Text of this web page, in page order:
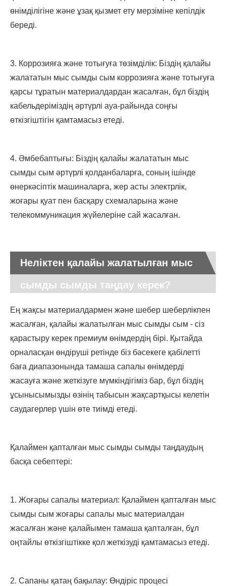
өнімділігіне және ұзақ қызмет ету мерзіміне кепілдік
береді.
3. Коррозияға және тотығуға төзімділік: Біздің қалайы
жалататын мыс сымды сым коррозияға және тотығуға
қарсы тұратын материалдардан жасалған, бұл біздің
кабельдеріміздің әртүрлі ауа-райында соңғы
өткізгіштігін қамтамасыз етеді.
4. Әмбебаптығы: Біздің қалайы жалататын мыс
сымды сым әртүрлі қолданбаларға, соның ішінде
өнеркәсіптік машиналарға, жер асты электрлік,
жоғары қуат пен басқару схемаларына және
телекоммуникация жүйелеріне сай жасалған.
Неліктен қалайы жалатылған мыс
сымды сымды таңдау керек?
Ең жақсы материалдармен және шебер шеберлікпен
жасалған, қалайы жалатылған мыс сымды сым - сіз
қарастыру керек премиум өнімдердің бірі. Қытайда
орналасқан өндіруші ретінде біз бәсекеге қабілетті
баға диапазонында тамаша сапалы өнімдерді
жасауға және жеткізуге мүмкіндігіміз бар, бұл біздің
ұсынысымызды өзінің табысын жақсартқысы келетін
саудагерлер үшін өте тиімді етеді.
Қалаймен қапталған мыс сымды сымды таңдаудың
басқа себептері:
1. Жоғары сапалы материал: Қалаймен қапталған мыс
сымды сым жоғары сапалы мыс материалдан
жасалған және қалайымен тамаша қапталған, бұл
оңтайлы өткізгіштікке қол жеткізуді қамтамасыз етеді.
2. Сапаны қатаң бақылау: Өндіріс процесі